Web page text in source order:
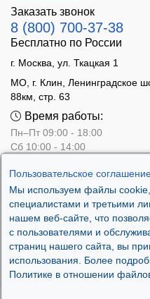
Пользовательское
Мы используем файлы
специалистами и третьими
нашем веб-сайте, что
с пользователями и
страниц нашего сайта, вы
использования. Более
Политике в отношении
Заказать звонок
8 (800) 700-37-38
Бесплатно по России
г. Москва, ул. Ткацкая 1
МО, г. Клин, Ленинградское
88км, стр. 63
Время работы:
Пн–Пт 09:00 - 18:00
Сб 10:00 - 14:00